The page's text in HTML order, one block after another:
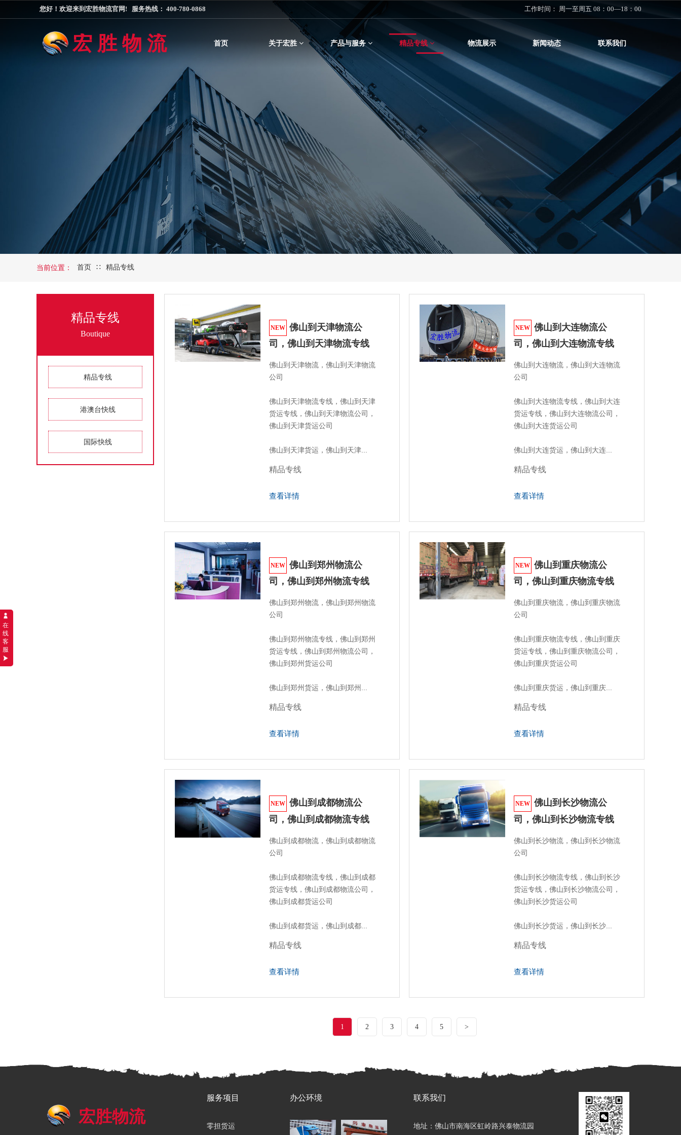
您好！欢迎来到宏胜物流官网! 服务热线： 400-780-0868 工作时间： 周一至周五 08：00—18：00
宏 胜 物 流 首页 关于宏胜 产品与服务 精品专线 物流展示 新闻动态 联系我们
首页 ∷ 精品专线
当前位置：
精品专线
港澳台快线
国际快线
精品专线
Boutique
NEW 佛山到天津物流公
司，佛山到天津物流专线
佛山到天津物流，佛山到天津物流
公司
佛山到天津物流专线，佛山到天津
货运专线，佛山到天津物流公司，
佛山到天津货运公司
佛山到天津货运，佛山到天津...
精品专线
查看详情
NEW 佛山到大连物流公
司，佛山到大连物流专线
佛山到大连物流，佛山到大连物流
公司
佛山到大连物流专线，佛山到大连
货运专线，佛山到大连物流公司，
佛山到大连货运公司
佛山到大连货运，佛山到大连...
精品专线
查看详情
NEW 佛山到郑州物流公
司，佛山到郑州物流专线
佛山到郑州物流，佛山到郑州物流
公司
佛山到郑州物流专线，佛山到郑州
货运专线，佛山到郑州物流公司，
佛山到郑州货运公司
佛山到郑州货运，佛山到郑州...
精品专线
查看详情
NEW 佛山到重庆物流公
司，佛山到重庆物流专线
佛山到重庆物流，佛山到重庆物流
公司
佛山到重庆物流专线，佛山到重庆
货运专线，佛山到重庆物流公司，
佛山到重庆货运公司
佛山到重庆货运，佛山到重庆...
精品专线
查看详情
NEW 佛山到成都物流公
司，佛山到成都物流专线
佛山到成都物流，佛山到成都物流
公司
佛山到成都物流专线，佛山到成都
货运专线，佛山到成都物流公司，
佛山到成都货运公司
佛山到成都货运，佛山到成都...
精品专线
查看详情
NEW 佛山到长沙物流公
司，佛山到长沙物流专线
佛山到长沙物流，佛山到长沙物流
公司
佛山到长沙物流专线，佛山到长沙
货运专线，佛山到长沙物流公司，
佛山到长沙货运公司
佛山到长沙货运，佛山到长沙...
精品专线
查看详情
1 2 3 4 5 >
宏胜物流
服务项目
零担货运
办公环境 联系我们
地址：佛山市南海区虹岭路兴泰物流园
在
线
客
服